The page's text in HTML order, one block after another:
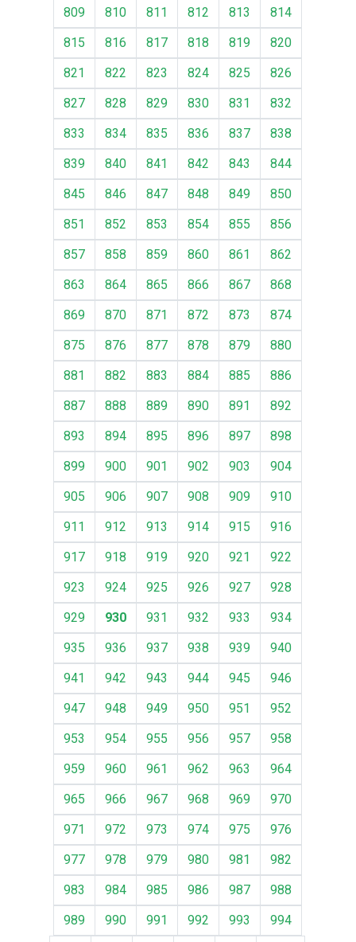
809 810 811 812 813
814
815
816 817 818 819
820
821
822 823 824 825
826
827
828 829 830 831
832
833
834 835 836 837
838
839
840 841 842 843
844
845
846 847 848 849
850
851
852 853 854 855
856
857
858 859 860 861
862
863
864 865 866 867
868
869
870 871 872 873
874
875
876 877 878 879
880
881
882 883 884 885
886
887
888 889 890 891
892
893
894 895 896 897
898
899
900 901 902 903
904
905
906 907 908 909
910
911
912 913 914 915
916
917
918 919 920 921
922
923
924 925 926 927
928
929
930 931 932 933
934
935
936 937 938 939
940
941
942 943 944 945
946
947
948 949 950 951
952
953
954 955 956 957
958
959
960 961 962 963
964
965
966 967 968 969
970
971
972 973 974 975
976
977
978 979 980 981
982
983
984 985 986 987
988
989
990 991 992 993
994